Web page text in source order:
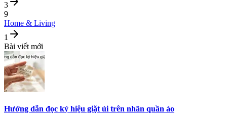
3
9
Home & Living
1
Bài viết mới
Hướng dẫn đọc ký hiệu giặt ủi trên nhãn quần áo